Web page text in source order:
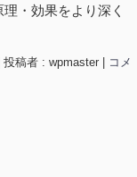
・効果をより深く
投稿者 : wpmaster
コメ